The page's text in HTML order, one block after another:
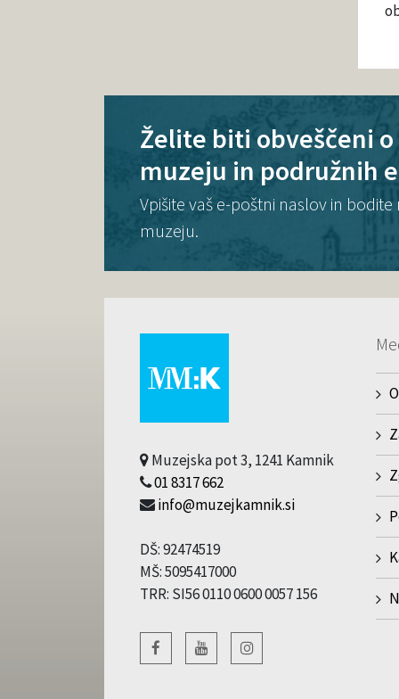
Želite biti obveščeni
muzeju in podružnih
Vpišite vaš e-poštni naslov in
muzeju.
Muzejska pot 3, 1241 Kamnik
01 8317 662
info@muzejkamnik.si
DŠ: 92474519
MŠ: 5095417000
TRR: SI56 0110 0600 0057 156